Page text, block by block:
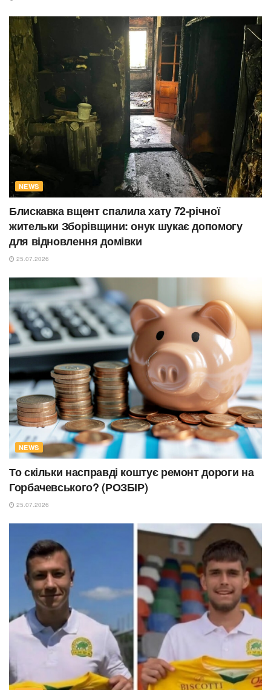
NEWS
Блискавка вщент спалила хату 72-річної
жительки Зборівщини: онук шукає допомогу
для відновлення домівки
25.07.2026
NEWS
То скільки насправді коштує ремонт дороги на
Горбачевського? (РОЗБІР)
25.07.2026